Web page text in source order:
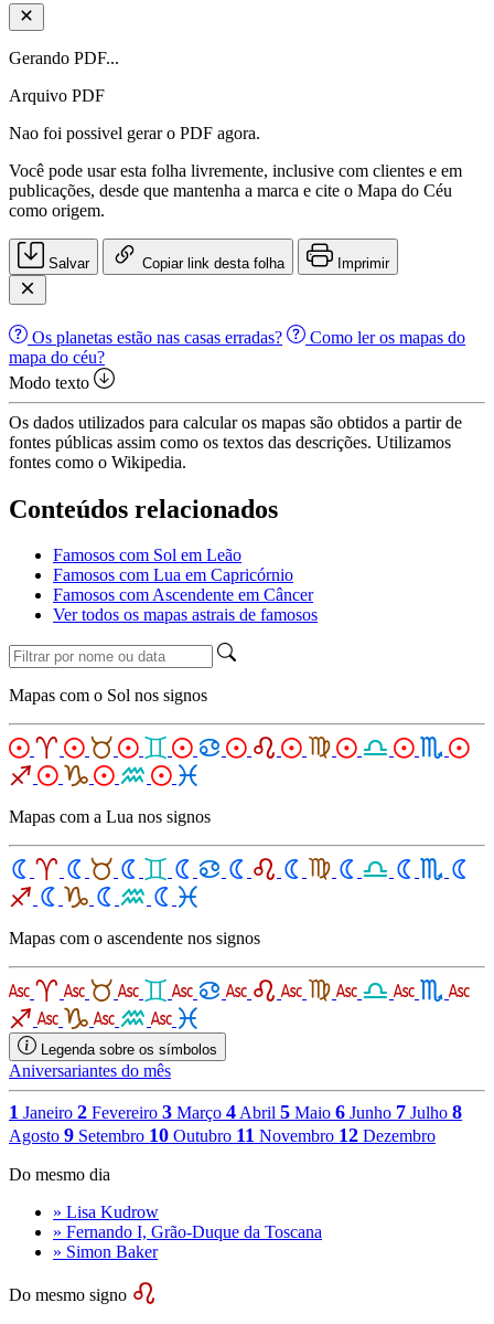
Gerando PDF...
Arquivo PDF
Nao foi possivel gerar o PDF agora.
Você pode usar esta folha livremente, inclusive com clientes e em
publicações, desde que mantenha a marca e cite o Mapa do Céu
como origem.
Salvar Copiar link desta folha Imprimir
Os planetas estão nas casas erradas?
Como ler os mapas do
mapa do céu?
Modo texto
Os dados utilizados para calcular os mapas são obtidos a partir de
fontes públicas assim como os textos das descrições. Utilizamos
fontes como o Wikipedia.
Conteúdos relacionados
Famosos com Sol em Leão
Famosos com Lua em Capricórnio
Famosos com Ascendente em Câncer
Ver todos os mapas astrais de famosos
Mapas com o Sol nos signos
Mapas com a Lua nos signos
Mapas com o ascendente nos signos
Legenda sobre os símbolos
Aniversariantes do mês
1 Janeiro 2 Fevereiro 3 Março 4Abril 5 Maio 6 Junho 7 Julho 8
Agosto 9 Setembro 10 Outubro 11 Novembro 12 Dezembro
Do mesmo dia
» Lisa Kudrow
» Fernando I, Grão-Duque da Toscana
» Simon Baker
Do mesmo signo